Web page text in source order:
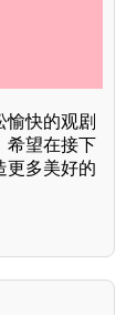
愉快的观剧
希望在接下
更多美好的